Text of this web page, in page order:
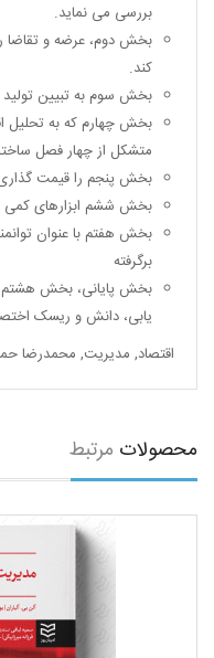
بررسی می نماید.
بخش دوم، عرضه و تقاضا
کند.
بخش سوم به تبیین
بخش چهارم که به تحلیل
متشکل از چهار فصل
بخش پنجم را قیمت
بخش ششم ابزارهای
بخش هفتم با عنوان
برگرفته
بخش پایانی، بخش
یابی، دانش و ریسک
اقتصاد, مدیریت, محمدرضا
محصولات مرتبط